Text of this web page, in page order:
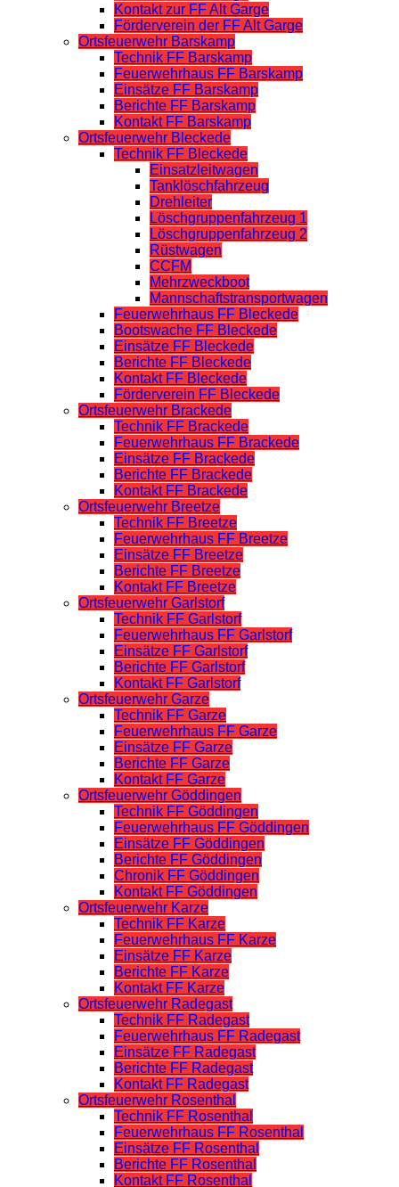
Kontakt zur FF Alt Garge
Förderverein der FF Alt Garge
Ortsfeuerwehr Barskamp
Technik FF Barskamp
Feuerwehrhaus FF Barskamp
Einsätze FF Barskamp
Berichte FF Barskamp
Kontakt FF Barskamp
Ortsfeuerwehr Bleckede
Technik FF Bleckede
Einsatzleitwagen
Tanklöschfahrzeug
Drehleiter
Löschgruppenfahrzeug 1
Löschgruppenfahrzeug 2
Rüstwagen
CCFM
Mehrzweckboot
Mannschaftstransportwagen
Feuerwehrhaus FF Bleckede
Bootswache FF Bleckede
Einsätze FF Bleckede
Berichte FF Bleckede
Kontakt FF Bleckede
Förderverein FF Bleckede
Ortsfeuerwehr Brackede
Technik FF Brackede
Feuerwehrhaus FF Brackede
Einsätze FF Brackede
Berichte FF Brackede
Kontakt FF Brackede
Ortsfeuerwehr Breetze
Technik FF Breetze
Feuerwehrhaus FF Breetze
Einsätze FF Breetze
Berichte FF Breetze
Kontakt FF Breetze
Ortsfeuerwehr Garlstorf
Technik FF Garlstorf
Feuerwehrhaus FF Garlstorf
Einsätze FF Garlstorf
Berichte FF Garlstorf
Kontakt FF Garlstorf
Ortsfeuerwehr Garze
Technik FF Garze
Feuerwehrhaus FF Garze
Einsätze FF Garze
Berichte FF Garze
Kontakt FF Garze
Ortsfeuerwehr Göddingen
Technik FF Göddingen
Feuerwehrhaus FF Göddingen
Einsätze FF Göddingen
Berichte FF Göddingen
Chronik FF Göddingen
Kontakt FF Göddingen
Ortsfeuerwehr Karze
Technik FF Karze
Feuerwehrhaus FF Karze
Einsätze FF Karze
Berichte FF Karze
Kontakt FF Karze
Ortsfeuerwehr Radegast
Technik FF Radegast
Feuerwehrhaus FF Radegast
Einsätze FF Radegast
Berichte FF Radegast
Kontakt FF Radegast
Ortsfeuerwehr Rosenthal
Technik FF Rosenthal
Feuerwehrhaus FF Rosenthal
Einsätze FF Rosenthal
Berichte FF Rosenthal
Kontakt FF Rosenthal